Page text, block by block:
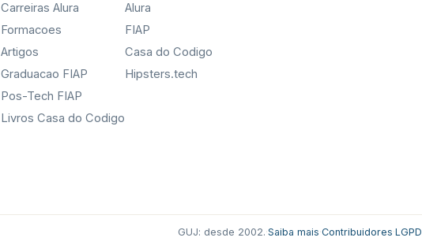
Carreiras Alura
Formacoes
Artigos
Graduacao FIAP
Pos-Tech FIAP
Livros Casa do Codigo
Alura
FIAP
Casa do Codigo
Hipsters.tech
GUJ: desde 2002.·Saiba mais·Contribuidores·LGPD